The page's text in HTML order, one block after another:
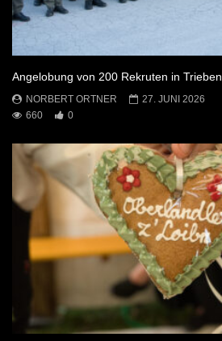
Angelobung von 200 Rekruten in Trieben
NORBERT ORTNER
27. JUNI 2026
660
0